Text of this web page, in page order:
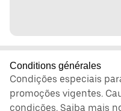
Conditions générales
Condições especiais
promoções vigentes.
condições. Saiba mais